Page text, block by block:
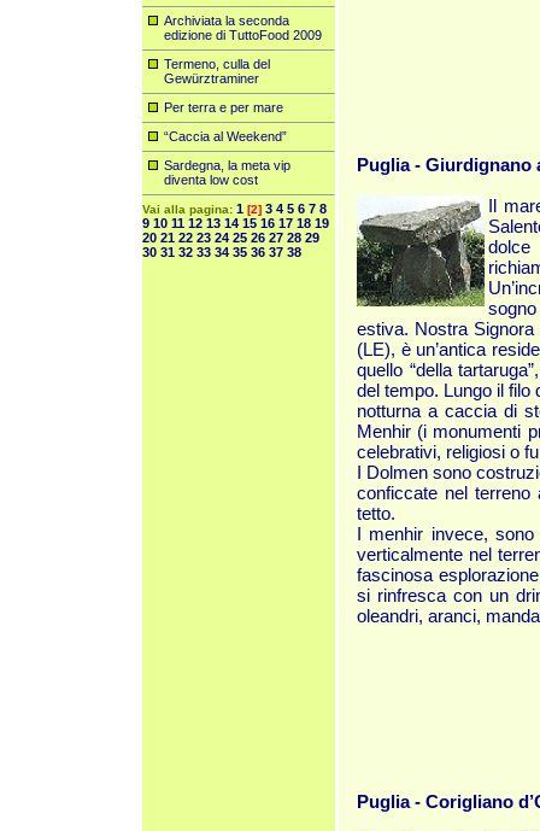
Archiviata la seconda
edizione di TuttoFood 2009
Termeno, culla del
Gewürztraminer
Per terra e per mare
“Caccia al Weekend”
Sardegna, la meta vip
diventa low cost
Vai alla pagina: 1 [2] 3 4 5 6 7 8
9 10 11 12 13 14 15 16 17 18 19
20 21 22 23 24 25 26 27 28 29
30 31 32 33 34 35 36 37 38
Puglia - Giurdignano
Il
estiva. Nostra Signora
(LE), è un’antica
quello “della
del tempo. Lungo il filo
notturna a caccia di
Menhir (i monumenti
celebrativi, religiosi o
I Dolmen sono
conficcate nel terreno
tetto.
I menhir invece, sono
verticalmente nel
fascinosa
si rinfresca con un
oleandri, aranci,
Puglia - Corigliano